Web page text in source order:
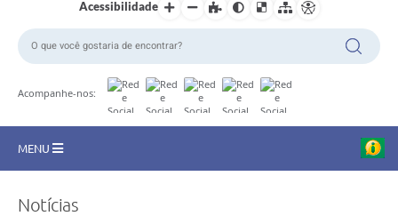
Acessibilidade
Acompanhe-nos:
MENU
CIDADE
Notícias